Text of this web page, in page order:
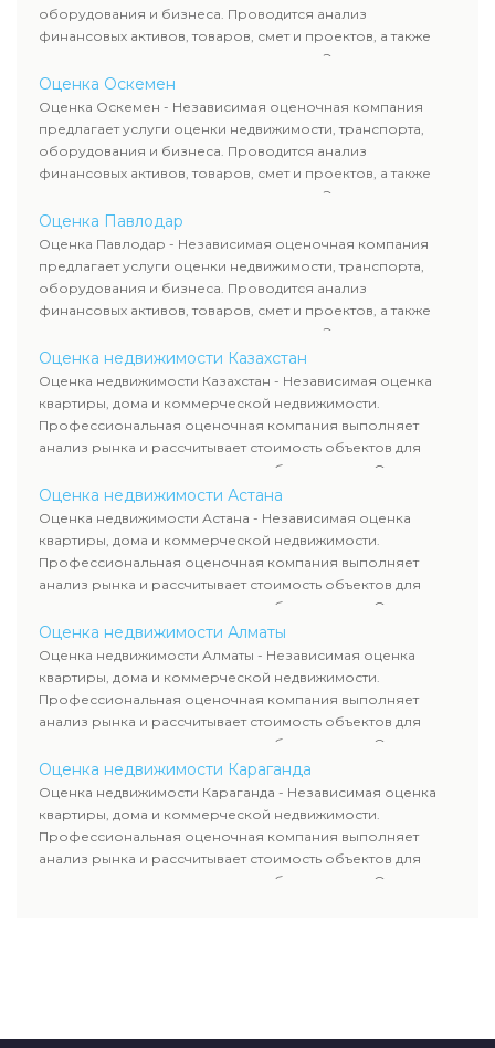
сделок, кредитования и судебных процессов.
оборудования и бизнеса. Проводится анализ
финансовых активов, товаров, смет и проектов, а также
оценка животных и недропользования. Эксперты
определяют рыночную стоимость имущества и
рассчитывают ущерб. Все отчеты соответствуют
требованиям законодательства и используются для
сделок, кредитования и судебных процессов.
Оценка Оскемен
Оценка Оскемен - Независимая оценочная компания
предлагает услуги оценки недвижимости, транспорта,
оборудования и бизнеса. Проводится анализ
финансовых активов, товаров, смет и проектов, а также
оценка животных и недропользования. Эксперты
определяют рыночную стоимость имущества и
рассчитывают ущерб. Все отчеты соответствуют
требованиям законодательства и используются для
сделок, кредитования и судебных процессов.
Оценка Павлодар
Оценка Павлодар - Независимая оценочная компания
предлагает услуги оценки недвижимости, транспорта,
оборудования и бизнеса. Проводится анализ
финансовых активов, товаров, смет и проектов, а также
оценка животных и недропользования. Эксперты
определяют рыночную стоимость имущества и
рассчитывают ущерб. Все отчеты соответствуют
требованиям законодательства и используются для
сделок, кредитования и судебных процессов.
Оценка недвижимости Казахстан
Оценка недвижимости Казахстан - Независимая оценка
квартиры, дома и коммерческой недвижимости.
Профессиональная оценочная компания выполняет
анализ рынка и рассчитывает стоимость объектов для
продажи, ипотеки, аренды и судебных споров. Оценка
недвижимости включает современные методы и
гарантирует объективные результаты. Отчеты
используются для банков, судов и страховых компаний по
всему Казахстану.
Оценка недвижимости Астана
Оценка недвижимости Астана - Независимая оценка
квартиры, дома и коммерческой недвижимости.
Профессиональная оценочная компания выполняет
анализ рынка и рассчитывает стоимость объектов для
продажи, ипотеки, аренды и судебных споров. Оценка
недвижимости включает современные методы и
гарантирует объективные результаты. Отчеты
используются для банков, судов и страховых компаний по
всему Казахстану.
Оценка недвижимости Алматы
Оценка недвижимости Алматы - Независимая оценка
квартиры, дома и коммерческой недвижимости.
Профессиональная оценочная компания выполняет
анализ рынка и рассчитывает стоимость объектов для
продажи, ипотеки, аренды и судебных споров. Оценка
недвижимости включает современные методы и
гарантирует объективные результаты. Отчеты
используются для банков, судов и страховых компаний по
всему Казахстану.
Оценка недвижимости Караганда
Оценка недвижимости Караганда - Независимая оценка
квартиры, дома и коммерческой недвижимости.
Профессиональная оценочная компания выполняет
анализ рынка и рассчитывает стоимость объектов для
продажи, ипотеки, аренды и судебных споров. Оценка